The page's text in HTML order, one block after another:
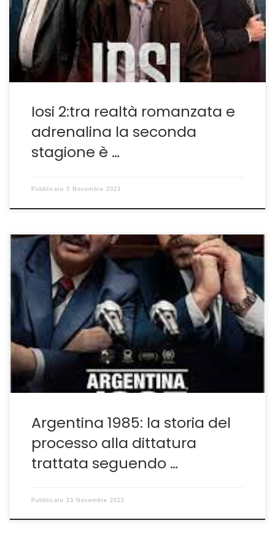
prima-il link è questo Iosi, una serie Prime che vale
quanto un film per rileggere un punto oscuro della
storia argentina– ma riesce persino […]
Iosi 2:tra realtà romanzata e
adrenalina la seconda
stagione è …
Pubblicato 3 Novembre 2023
Un buon film che a volte risulta troppo leggero Juicio a
las Juntas, giudizio alla giunta. È l’oggetto di Argentina
1985, il racconto del processo in cui i maggiori esponenti
dell’ex regime militare sudamericano, Videla compreso,
vennero chiamati in giudizio per rispondere del vero e
proprio genocidio di decine di […]
Argentina 1985: la storia del
processo alla dittatura
trattata seguendo …
Pubblicato 23 Novembre 2022